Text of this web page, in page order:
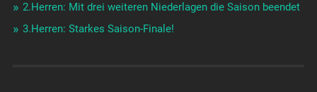
2.Herren: Mit drei weiteren Niederlagen die Saison beendet
3.Herren: Starkes Saison-Finale!